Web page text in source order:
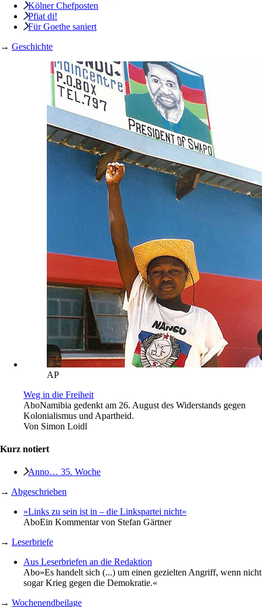
Kölner Chefposten
Pfiat di!
Für Goethe saniert
→ Geschichte
AP
Weg in die Freiheit
AboNamibia gedenkt am 26. August des Widerstands gegen
Kolonialismus und Apartheid.
Von Simon Loidl
Kurz notiert
Anno… 35. Woche
→ Abgeschrieben
»Links zu sein ist in – die Linkspartei nicht«
AboEin Kommentar von Stefan Gärtner
→ Leserbriefe
Aus Leserbriefen an die Redaktion
Abo»Es handelt sich (...) um einen gezielten Angriff, wenn nicht
sogar Krieg gegen die Demokratie.«
→ Wochenendbeilage